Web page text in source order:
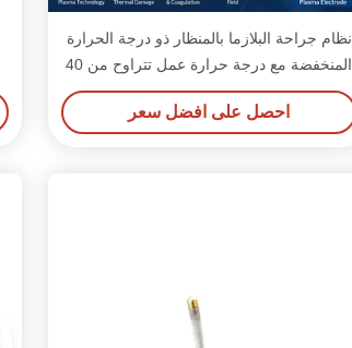
نظام جراحة البلازما بالمنظار ذو درجة الحرارة
المنخفضة مع درجة حرارة عمل تتراوح من 40
إلى 70 درجة مئوية للقطب الجراحي لبلازما
الترددات اللاسلكية
احصل على افضل سعر